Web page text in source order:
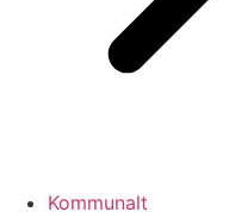
Kommunalt